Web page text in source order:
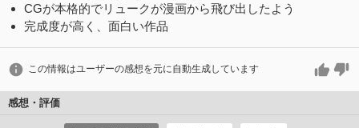
CGが本格的でリュークが漫画から飛び出したよう
完成度が高く、面白い作品
この情報はユーザーの感想を元に自動生成しています
感想・評価